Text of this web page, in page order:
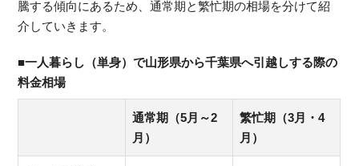
騰する傾向にあるため、通常期と繁忙期の相場を分けて紹
介していきます。
■一人暮らし（単身）で山形県から千葉県へ引越しする際の
料金相場
通常期（5月～2
月）
繁忙期（3月・4
月）